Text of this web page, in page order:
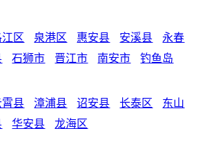
区 泉港区 惠安县 安溪县
永春
石狮市 晋江市 南安市 钓鱼岛
霄县 漳浦县 诏安县 长泰区
东山
华安县 龙海区